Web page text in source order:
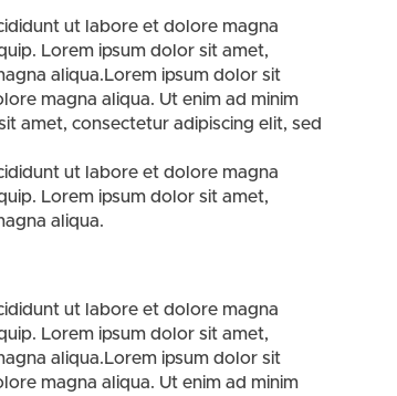
ut labore et dolore magna
Lorem ipsum dolor sit amet,
aliqua.Lorem ipsum dolor sit
magna aliqua. Ut enim ad minim
amet, consectetur adipiscing elit, sed
ut labore et dolore magna
Lorem ipsum dolor sit amet,
aliqua.
ut labore et dolore magna
Lorem ipsum dolor sit amet,
aliqua.Lorem ipsum dolor sit
magna aliqua. Ut enim ad minim